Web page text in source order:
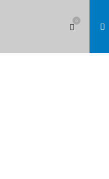
Bekijk
winkelwagen
0